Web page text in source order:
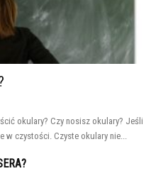
okulary? Czy nosisz okulary? Jeśli
czystości. Czyste okulary nie...